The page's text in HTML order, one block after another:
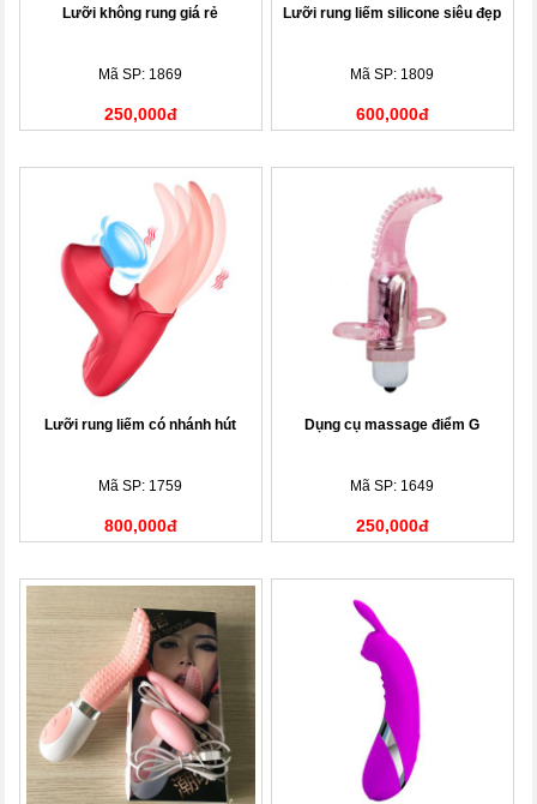
Lưỡi không rung giá rẻ
Mã SP: 1869
250,000đ
Lưỡi rung liếm silicone siêu đẹp
Mã SP: 1809
600,000đ
Lưỡi rung liếm có nhánh hút
Mã SP: 1759
800,000đ
Dụng cụ massage điểm G
Mã SP: 1649
250,000đ